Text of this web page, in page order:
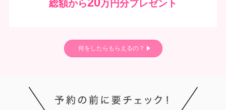
総額から 万円分プレゼント
何をしたらもらえるの？